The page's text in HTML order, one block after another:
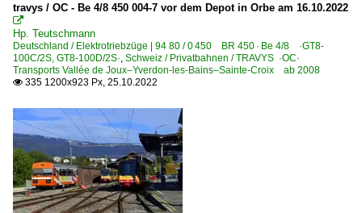
travys / OC - Be 4/8 450 004-7 vor dem Depot in Orbe am 16.10.2022

Hp. Teutschmann
Deutschland / Elektrotriebzüge | 94 80 / 0 450 BR 450 · Be 4/8 ·GT8-
100C/2S, GT8-100D/2S· Schweiz / Privatbahnen / TRAVYS ·OC·
Transports Vallée de Joux–Yverdon-les-Bains–Sainte-Croix ab 2008
 335 1200x923 Px, 25.10.2022